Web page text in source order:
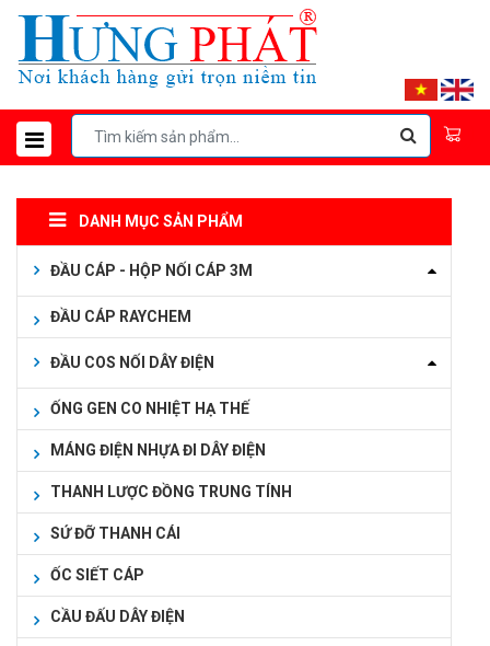
DANH MỤC SẢN PHẨM
ĐẦU CÁP - HỘP NỐI CÁP 3M
ĐẦU CÁP RAYCHEM
ĐẦU COS NỐI DÂY ĐIỆN
ỐNG GEN CO NHIỆT HẠ THẾ
MÁNG ĐIỆN NHỰA ĐI DÂY ĐIỆN
THANH LƯỢC ĐỒNG TRUNG TÍNH
SỨ ĐỠ THANH CÁI
ỐC SIẾT CÁP
CẦU ĐẤU DÂY ĐIỆN